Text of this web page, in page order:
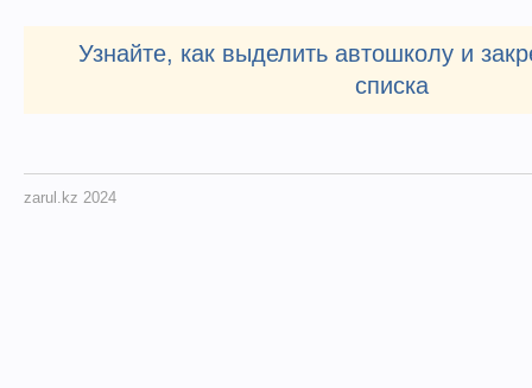
Узнайте, как выделить автошколу и
списка
zarul.kz 2024